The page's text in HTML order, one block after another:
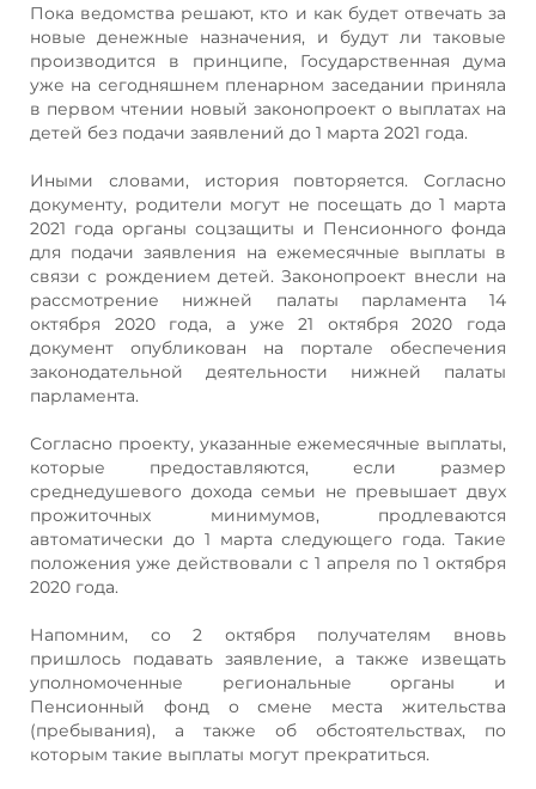
Пока ведомства решают, кто и как будет отвечать за
новые денежные назначения, и будут ли таковые
производится в принципе, Государственная дума
уже на сегодняшнем пленарном заседании приняла
в первом чтении новый законопроект о выплатах на
детей без подачи заявлений до 1 марта 2021 года.
Иными словами, история повторяется. Согласно
документу, родители могут не посещать до 1 марта
2021 года органы соцзащиты и Пенсионного фонда
для подачи заявления на ежемесячные выплаты в
связи с рождением детей. Законопроект внесли на
рассмотрение нижней палаты парламента 14
октября 2020 года, а уже 21 октября 2020 года
документ опубликован на портале обеспечения
законодательной деятельности нижней палаты
парламента.
Согласно проекту, указанные ежемесячные выплаты,
которые предоставляются, если размер
среднедушевого дохода семьи не превышает двух
прожиточных минимумов, продлеваются
автоматически до 1 марта следующего года. Такие
положения уже действовали с 1 апреля по 1 октября
2020 года.
Напомним, со 2 октября получателям вновь
пришлось подавать заявление, а также извещать
уполномоченные региональные органы и
Пенсионный фонд о смене места жительства
(пребывания), а также об обстоятельствах, по
которым такие выплаты могут прекратиться.